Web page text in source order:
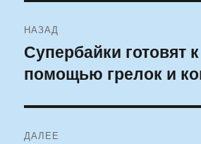
по
записям
НАЗАД
Предыдущая
запись:
Супербайки готовят
помощью грелок и
ДАЛЕЕ